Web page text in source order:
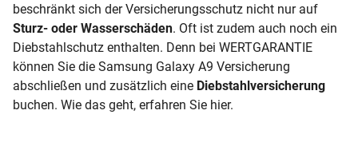
beschränkt sich der Versicherungsschutz nicht nur auf
Sturz- oder Wasserschäden. Oft ist zudem auch noch ein
Diebstahlschutz enthalten. Denn bei WERTGARANTIE
können Sie die Samsung Galaxy A9 Versicherung
abschließen und zusätzlich eine Diebstahlversicherung
buchen. Wie das geht, erfahren Sie hier.